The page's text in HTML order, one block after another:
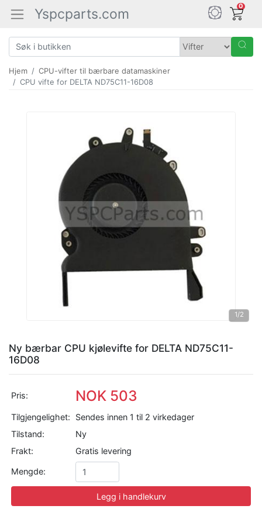
Yspcparts.com 0
Hjem
CPU-vifter til bærbare datamaskiner
CPU vifte for DELTA ND75C11-16D08
1/2
Ny bærbar CPU kjølevifte for DELTA ND75C11-
16D08
Pris: NOK 503
Tilgjengelighet:
Sendes innen 1 til 2 virkedager
Tilstand:
Ny
Frakt:
Gratis levering
Mengde:
Legg i handlekurv